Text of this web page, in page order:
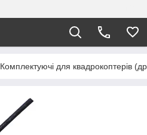
Комплектуючі для квадрокоптерів